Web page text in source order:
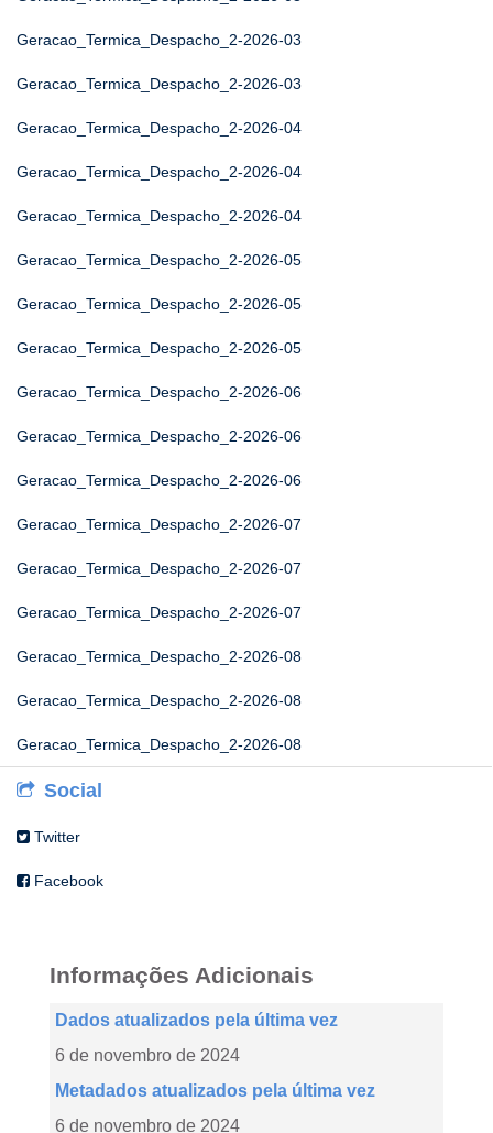
Geracao_Termica_Despacho_2-2026-03
Geracao_Termica_Despacho_2-2026-03
Geracao_Termica_Despacho_2-2026-04
Geracao_Termica_Despacho_2-2026-04
Geracao_Termica_Despacho_2-2026-04
Geracao_Termica_Despacho_2-2026-05
Geracao_Termica_Despacho_2-2026-05
Geracao_Termica_Despacho_2-2026-05
Geracao_Termica_Despacho_2-2026-06
Geracao_Termica_Despacho_2-2026-06
Geracao_Termica_Despacho_2-2026-06
Geracao_Termica_Despacho_2-2026-07
Geracao_Termica_Despacho_2-2026-07
Geracao_Termica_Despacho_2-2026-07
Geracao_Termica_Despacho_2-2026-08
Geracao_Termica_Despacho_2-2026-08
Geracao_Termica_Despacho_2-2026-08
Social
Twitter
Facebook
Informações Adicionais
Dados atualizados pela última vez
6 de novembro de 2024
Metadados atualizados pela última vez
6 de novembro de 2024